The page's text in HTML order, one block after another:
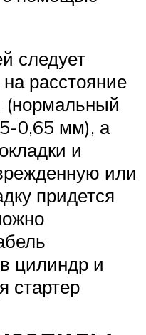
следует
расстояние
(нормальный
0,65 мм), а
и
или
придется
цилиндр и
стартер